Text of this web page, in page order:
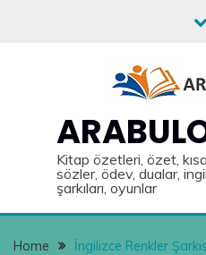
Kitap özetleri, özet,
sözler, ödev, dualar,
şarkıları, oyunlar
Home İngilizce Renkler